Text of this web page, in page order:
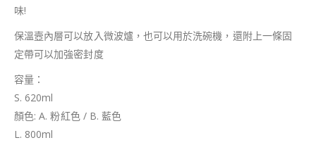
味!
保溫壼內層可以放入微波爐，也可以用於洗碗機，還附上一條固
定帶可以加強密封度
容量：
S. 620ml
顏色: A. 粉紅色 / B. 藍色
L. 800ml